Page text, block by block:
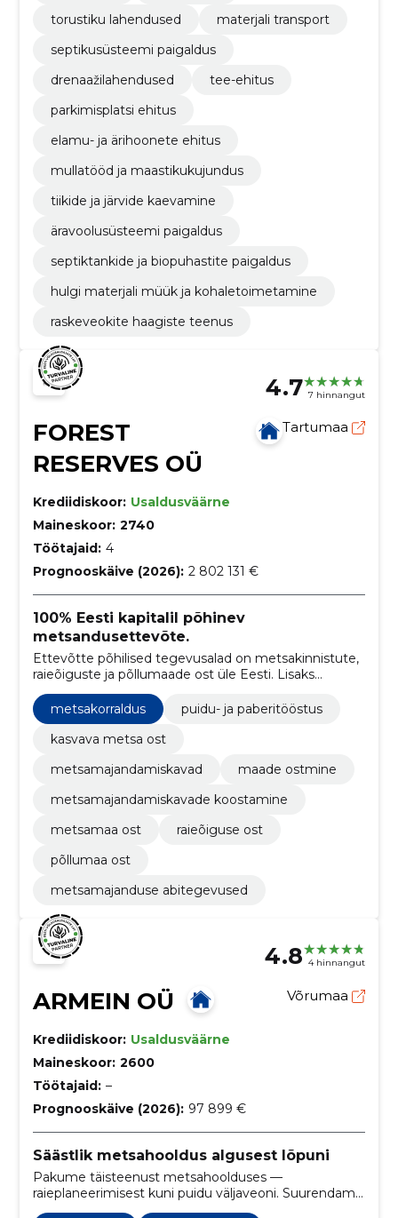
torustiku lahendused
materjali transport
septikusüsteemi paigaldus
drenaažilahendused
tee-ehitus
parkimisplatsi ehitus
elamu- ja ärihoonete ehitus
mullatööd ja maastikukujundus
tiikide ja järvide kaevamine
äravoolusüsteemi paigaldus
septiktankide ja biopuhastite paigaldus
hulgi materjali müük ja kohaletoimetamine
raskeveokite haagiste teenus
4.7 7 hinnangut
FOREST
RESERVES OÜ
Tartumaa
Krediidiskoor: Usaldusväärne
Maineskoor: 2740
Töötajaid: 4
Prognooskäive (2026): 2 802 131 €
100% Eesti kapitalil põhinev
metsandusettevõte.
Ettevõtte põhilised tegevusalad on metsakinnistute,
raieõiguste ja põllumaade ost üle Eesti. Lisaks
pakume metsamajandamiskavade koostamise
teenust.
metsakorraldus
puidu- ja paberitööstus
kasvava metsa ost
metsamajandamiskavad
maade ostmine
metsamajandamiskavade koostamine
metsamaa ost
raieõiguse ost
põllumaa ost
metsamajanduse abitegevused
4.8 4 hinnangut
ARMEIN OÜ Võrumaa
Krediidiskoor: Usaldusväärne
Maineskoor: 2600
Töötajaid: –
Prognooskäive (2026): 97 899 €
Säästlik metsahooldus algusest lõpuni
Pakume täisteenust metsahoolduses —
raieplaneerimisest kuni puidu väljaveoni. Suurendame
metsa väärtust ja tagame tööde usaldusväärsuse.